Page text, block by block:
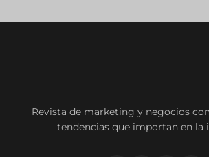
Revista de marketing y negocios
tendencias que importan en la